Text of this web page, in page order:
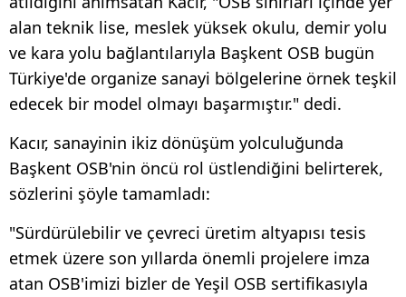
alan teknik lise, meslek yüksek okulu, demir yolu
ve kara yolu bağlantılarıyla Başkent OSB bugün
Türkiye'de organize sanayi bölgelerine örnek teşkil
edecek bir model olmayı başarmıştır." dedi.
Kacır, sanayinin ikiz dönüşüm yolculuğunda
Başkent OSB'nin öncü rol üstlendiğini belirterek,
sözlerini şöyle tamamladı:
"Sürdürülebilir ve çevreci üretim altyapısı tesis
etmek üzere son yıllarda önemli projelere imza
atan OSB'imizi bizler de Yeşil OSB sertifikasıyla